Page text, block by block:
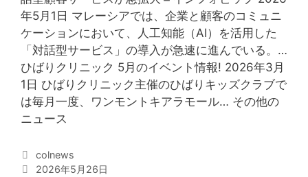
」
を
6
月
6
日
年5月1日 マレーシアでは、企業と顧客のコミュニ
ケーションにおいて、人工知能（AI）を活用した
「対話型サービス」の導入が急速に進んでいる。…
ひばりクリニック 5月のイベント情報! 2026年3月
1日 ひばりクリニック主催のひばりキッズクラブで
は毎月一度、ワンモントキアラモール… その他の
ニュース
C
a
colnews
T
2026年5月26日